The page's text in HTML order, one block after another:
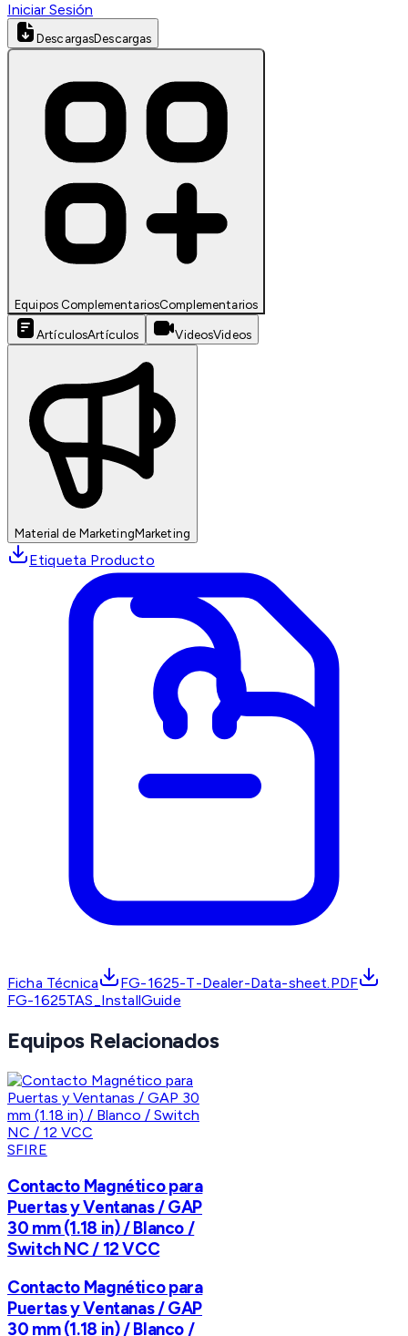
Iniciar Sesión
DescargasDescargas
Equipos ComplementariosComplementarios
ArtículosArtículos VideosVideos
Material de MarketingMarketing
Etiqueta Producto
Ficha Técnica
FG-1625-T-Dealer-Data-sheet.PDF
FG-1625TAS_InstallGuide
Equipos Relacionados
SFIRE
Contacto Magnético para
Puertas y Ventanas / GAP
30 mm (1.18 in) / Blanco /
Switch NC / 12 VCC
Contacto Magnético para
Puertas y Ventanas / GAP
30 mm (1.18 in) / Blanco /